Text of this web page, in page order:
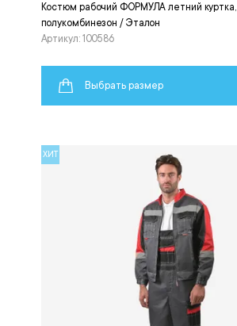
Костюм рабочий ФОРМУЛА летний куртка,
полукомбинезон / Эталон
Артикул: 100586
Выбрать размер
ХИТ